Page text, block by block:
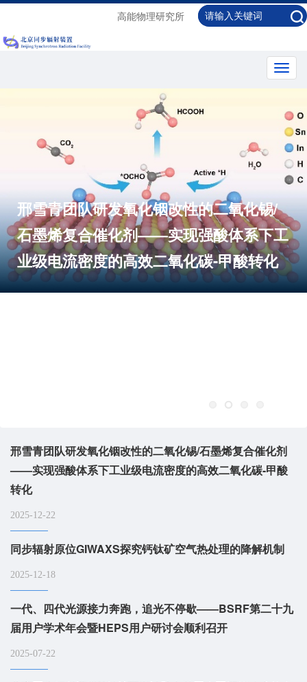
高能物理研究所
邢雪青团队研发氧化铟改性的二氧化锡/
石墨烯复合催化剂——实现强酸体系下工
业级电流密度的高效二氧化碳-甲酸转化
邢雪青团队研发氧化铟改性的二氧化锡/石墨烯复合催化剂
——实现强酸体系下工业级电流密度的高效二氧化碳-甲酸
转化
2025-12-22
同步辐射原位GIWAXS探究钙钛矿空气热处理的降解机制
2025-12-18
一代、四代光源接力奔跑，追光不停歇——BSRF第二十九
届用户学术年会暨HEPS用户研讨会顺利召开
2025-07-22